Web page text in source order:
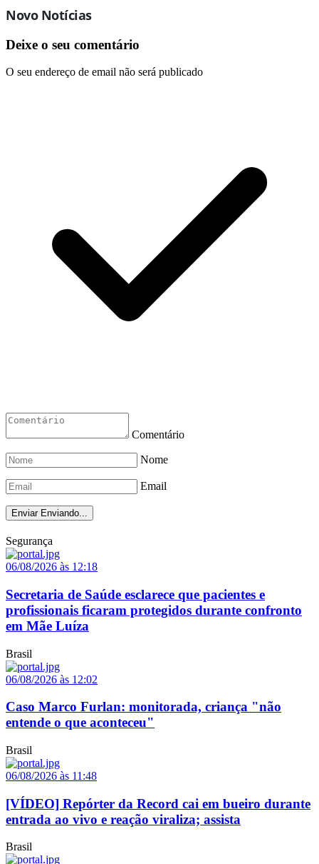
Novo Notícias
Deixe o seu comentário
O seu endereço de email não será publicado
Comentário
Nome
Email
Enviar Enviando...
Segurança
06/08/2026 às 12:18
Secretaria de Saúde esclarece que pacientes e
profissionais ficaram protegidos durante confronto
em Mãe Luíza
Brasil
06/08/2026 às 12:02
Caso Marco Furlan: monitorada, criança "não
entende o que aconteceu"
Brasil
06/08/2026 às 11:48
[VÍDEO] Repórter da Record cai em bueiro durante
entrada ao vivo e reação viraliza; assista
Brasil